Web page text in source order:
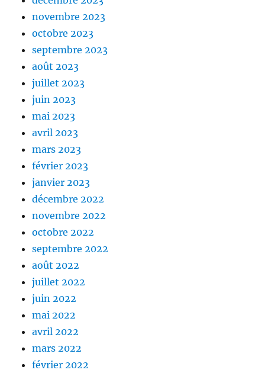
novembre 2023
octobre 2023
septembre 2023
août 2023
juillet 2023
juin 2023
mai 2023
avril 2023
mars 2023
février 2023
janvier 2023
décembre 2022
novembre 2022
octobre 2022
septembre 2022
août 2022
juillet 2022
juin 2022
mai 2022
avril 2022
mars 2022
février 2022